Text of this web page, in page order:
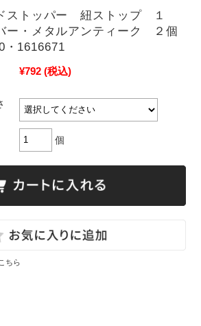
ストッパー 紐ストップ １
・メタルアンティーク ２個
1616671
¥792 (税込)
個
ちら